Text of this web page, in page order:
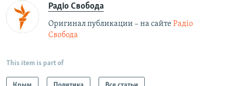
Радіо Свобода
Оригинал публикации – на сайте Радіо
Свобода
This item is part of